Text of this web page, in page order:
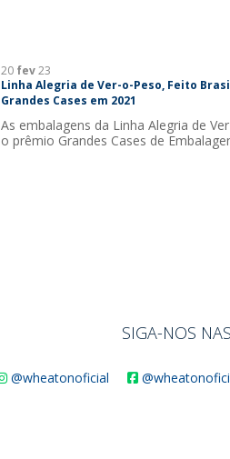
20 fev23
Linha Alegria de Ver-o-Peso, Feito
Grandes Cases em 2021
As embalagens da Linha Alegria de
o prêmio Grandes Cases de
SIGA-NOS
@wheatonoficial